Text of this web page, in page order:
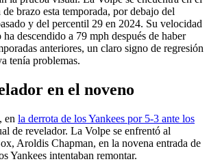
brazo esta temporada, por debajo del
y del percentil 29 en 2024. Su velocidad
descendido a 79 mph después de haber
anteriores, un claro signo de regresión
tenía problemas.
en el noveno
en la derrota de los Yankees por 5-3 ante los
de revelador. La Volpe se enfrentó al
Aroldis Chapman, en la novena entrada de
Yankees intentaban remontar.